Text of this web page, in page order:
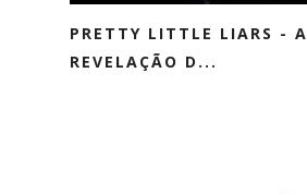
PRETTY LITTLE LIARS - A
REVELAÇÃO D...